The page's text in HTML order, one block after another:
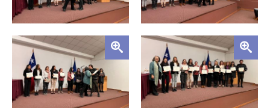
Zoom Zoom